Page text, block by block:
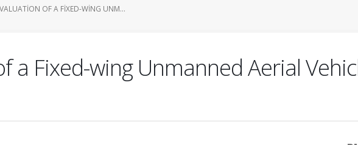
OF A FIXED-WING UNM...
a Fixed-wing Unmanned Aerial